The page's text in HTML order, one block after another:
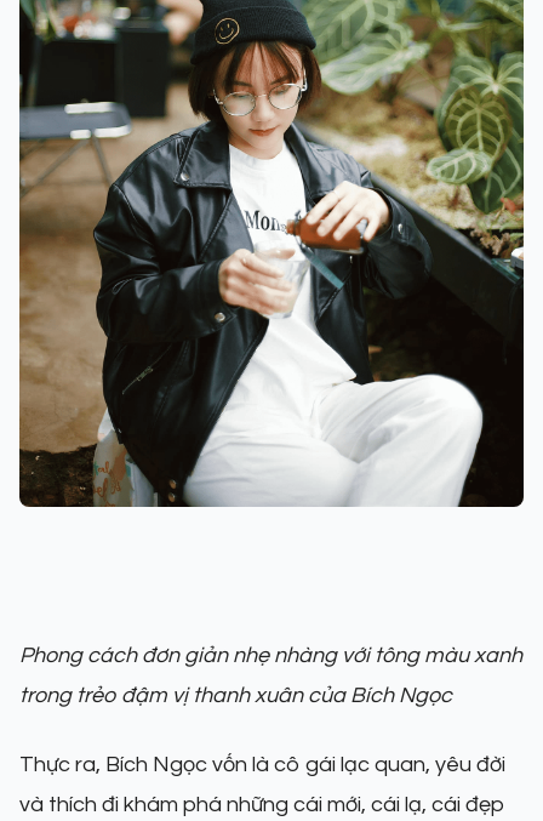
Phong cách đơn giản nhẹ nhàng với tông màu xanh
trong trẻo đậm vị thanh xuân của Bích Ngọc
Thực ra, Bích Ngọc vốn là cô gái lạc quan, yêu đời
và thích đi khám phá những cái mới, cái lạ, cái đẹp